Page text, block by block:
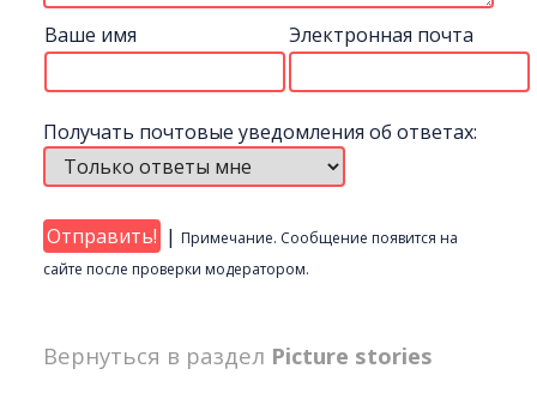
Ваше имя Электронная почта
Получать почтовые уведомления об ответах:
| Примечание. Сообщение появится на
сайте после проверки модератором.
Вернуться в раздел Picture stories